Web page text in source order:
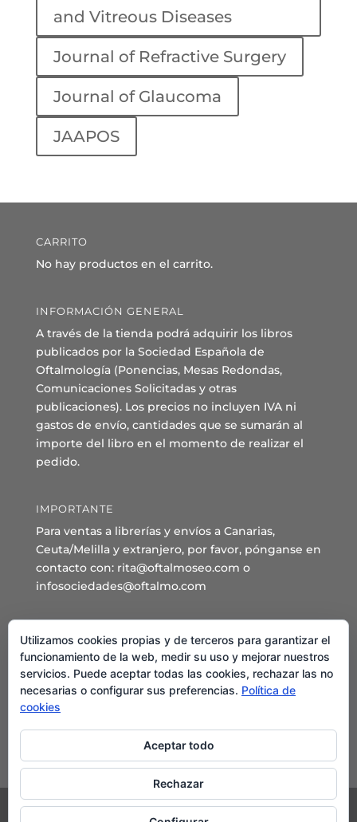
and Vitreous Diseases
Journal of Refractive Surgery
Journal of Glaucoma
JAAPOS
CARRITO
No hay productos en el carrito.
INFORMACIÓN GENERAL
A través de la tienda podrá adquirir los libros
publicados por la Sociedad Española de
Oftalmología (Ponencias, Mesas Redondas,
Comunicaciones Solicitadas y otras
publicaciones). Los precios no incluyen IVA ni
gastos de envío, cantidades que se sumarán al
importe del libro en el momento de realizar el
pedido.
IMPORTANTE
Para ventas a librerías y envíos a Canarias,
Ceuta/Melilla y extranjero, por favor, pónganse en
contacto con: rita@oftalmoseo.com o
infosociedades@oftalmo.com
Sede Administrativa y Secretaría General
C/ Arcipreste de Hita 14 – 1º Derecha.
28015 – Madrid
Teléfono: 91 544 80 35 - 91 544 58 79
Mail:
Utilizamos cookies propias y de terceros para garantizar el
funcionamiento de la web, medir su uso y mejorar nuestros
servicios. Puede aceptar todas las cookies, rechazar las no
necesarias o configurar sus preferencias. Política de
cookies
Aceptar todo
Rechazar